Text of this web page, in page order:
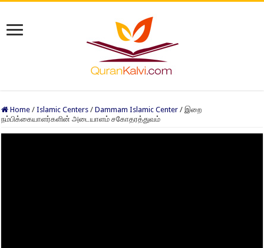
Home / Islamic Centers / Dammam Islamic Center / இறை
நம்பிக்கையாளர்களின் அடையாளம் சகோதரத்துவம்